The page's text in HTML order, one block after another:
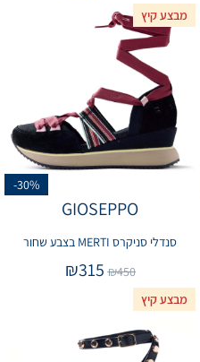
מבצע קיץ
-30%
GIOSEPPO
סנדלי סניקרס MERTI בצבע שחור
₪450
₪315
מבצע קיץ